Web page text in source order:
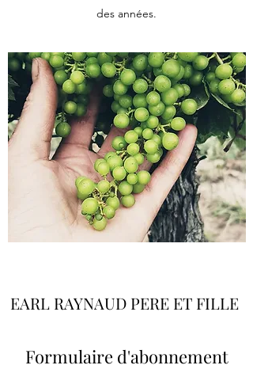
des années.
EARL RAYNAUD PERE ET FILLE
Formulaire d'abonnement